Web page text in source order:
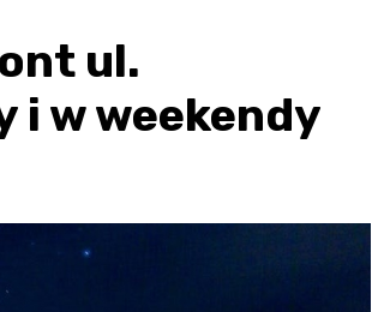
ul.
i w weekendy